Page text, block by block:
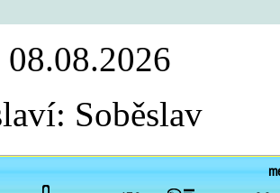
08.08.2026
Soběslav